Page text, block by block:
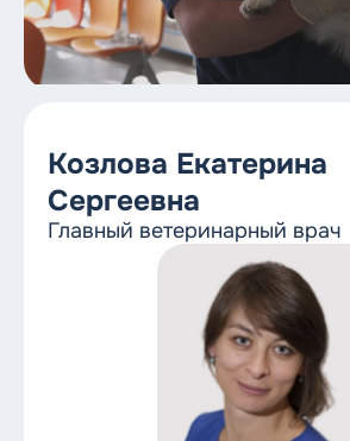
Козлова Екатерина
Сергеевна
Главный ветеринарный врач